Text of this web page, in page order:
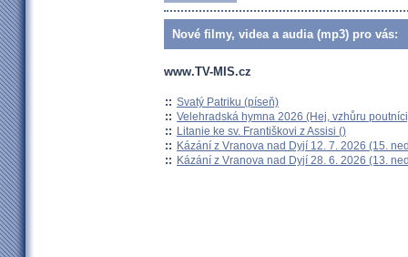
Nové filmy, videa a audia (mp3) pro vás:
www.TV-MIS.cz
:: Svatý Patriku (píseň)
:: Velehradská hymna 2026 (Hej, vzhůru
:: Litanie ke sv. Františkovi z Assisi ()
:: Kázání z Vranova nad Dyjí 12. 7. 2026 (15.
:: Kázání z Vranova nad Dyjí 28. 6. 2026 (13.